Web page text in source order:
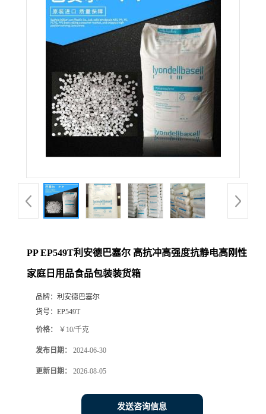
PP EP549T利安德巴塞尔 高抗冲高强度抗静电高刚性
家庭日用品食品包装装货箱
品牌： 利安德巴塞尔
货号： EP549T
价格： ￥10/千克
发布日期： 2024-06-30
更新日期： 2026-08-05
发送咨询信息